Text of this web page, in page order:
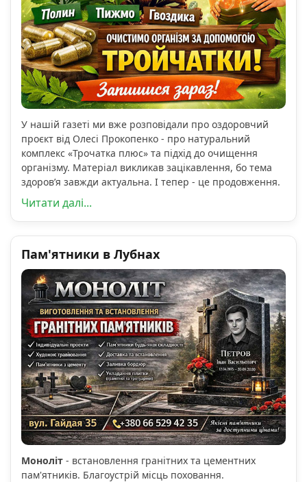
У нашій газеті ми вже розповідали про оздоровчий
проєкт від Олесі Прокопенко - про натуральний
комплекс «Трочатка плюс» та підхід до очищення
організму. Матеріал викликав зацікавлення, бо тема
здоров’я завжди актуальна. І тепер - це продовження.
Читати далі...
Пам'ятники в Лубнах
Моноліт - встановлення гранітних та цементних
пам'ятників. Благоустрій місць поховання.